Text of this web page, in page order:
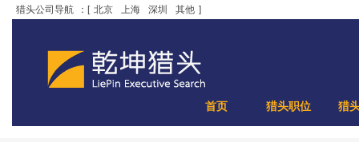
猎头公司导航 ：[ 北京 上海 深圳 其他 ]
首页 猎头职位 猎